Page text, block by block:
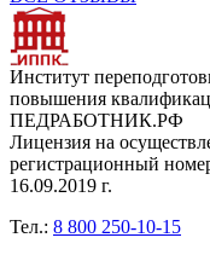
Институт
повышения
ПЕДРАБОТНИК.РФ
Лицензия на
регистрационный
16.09.2019 г.
Тел.: 8 800 250-10-15